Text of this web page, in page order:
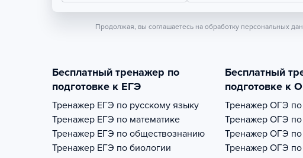
Продолжая, вы соглашаетесь на обработку персональных
Бесплатный тренажер по
подготовке к ЕГЭ
Тренажер ЕГЭ по русскому языку
Тренажер ЕГЭ по математике
Тренажер ЕГЭ по обществознанию
Тренажер ЕГЭ по биологии
Бесплатный
подготовке к
Тренажер ОГЭ по
Тренажер ОГЭ по
Тренажер ОГЭ по
Тренажер ОГЭ по